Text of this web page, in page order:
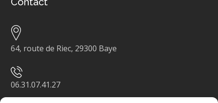
64, route de Riec, 29300 Baye
06.31.07.41.27